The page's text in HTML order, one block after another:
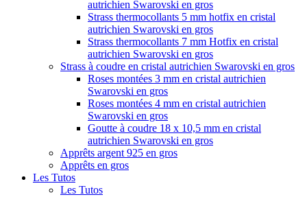
autrichien Swarovski en gros
Strass thermocollants 5 mm hotfix en cristal
autrichien Swarovski en gros
Strass thermocollants 7 mm Hotfix en cristal
autrichien Swarovski en gros
Strass à coudre en cristal autrichien Swarovski en gros
Roses montées 3 mm en cristal autrichien
Swarovski en gros
Roses montées 4 mm en cristal autrichien
Swarovski en gros
Goutte à coudre 18 x 10,5 mm en cristal
autrichien Swarovski en gros
Apprêts argent 925 en gros
Apprêts en gros
Les Tutos
Les Tutos